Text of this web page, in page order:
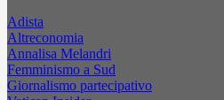
Adista
Altreconomia
Annalisa Melandri
Femminismo a Sud
Giornalismo partecipativo